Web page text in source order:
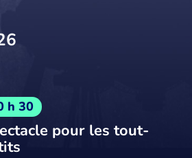
h 30
pour les tout-